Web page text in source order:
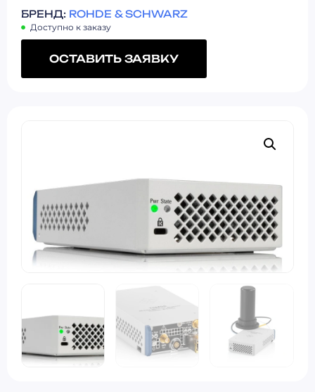
БРЕНД: ROHDE & SCHWARZ
Доступно к заказу
ОСТАВИТЬ ЗАЯВКУ